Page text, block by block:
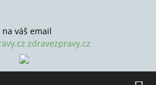
váš email
zdravezpravy.cz